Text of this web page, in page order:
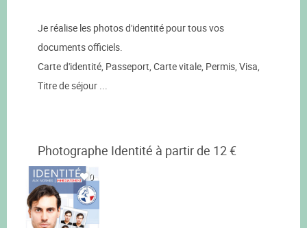
Je réalise les photos d'identité pour tous vos
documents officiels.
Carte d'identité, Passeport, Carte vitale, Permis, Visa,
Titre de séjour ...
Photographe Identité à partir de 12 €
0